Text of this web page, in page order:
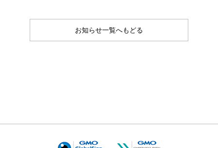
お知らせ一覧へもどる